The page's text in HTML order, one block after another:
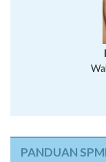
I
Wakil
I Wayan
Ni